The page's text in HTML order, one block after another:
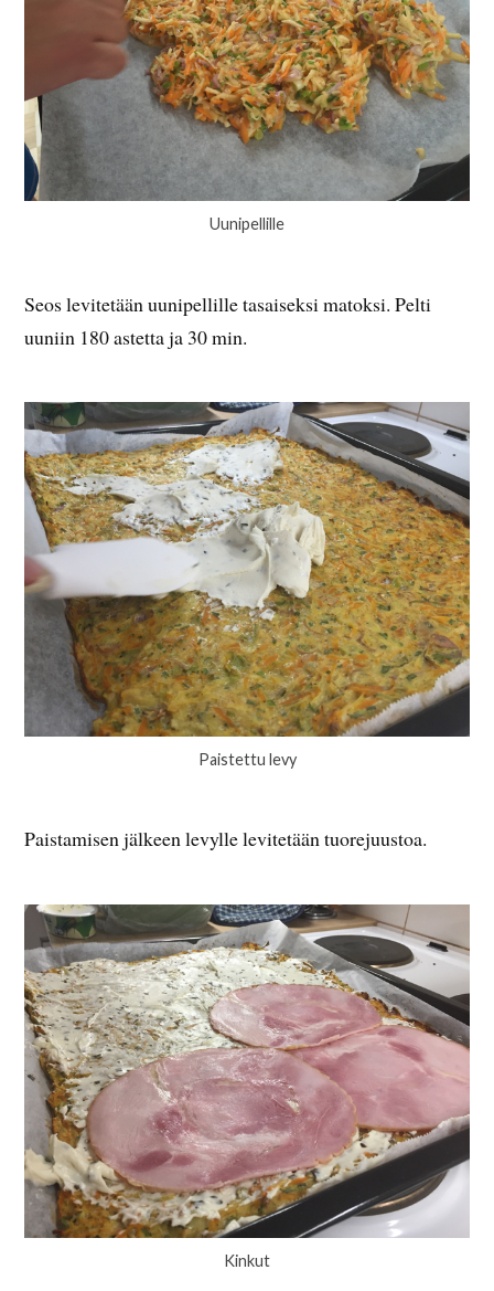
Uunipellille
Seos levitetään uunipellille tasaiseksi matoksi. Pelti
uuniin 180 astetta ja 30 min.
Paistettu levy
Paistamisen jälkeen levylle levitetään tuorejuustoa.
Kinkut